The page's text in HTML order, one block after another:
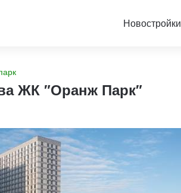
Новостройки
ЖК "Оранж Парк"